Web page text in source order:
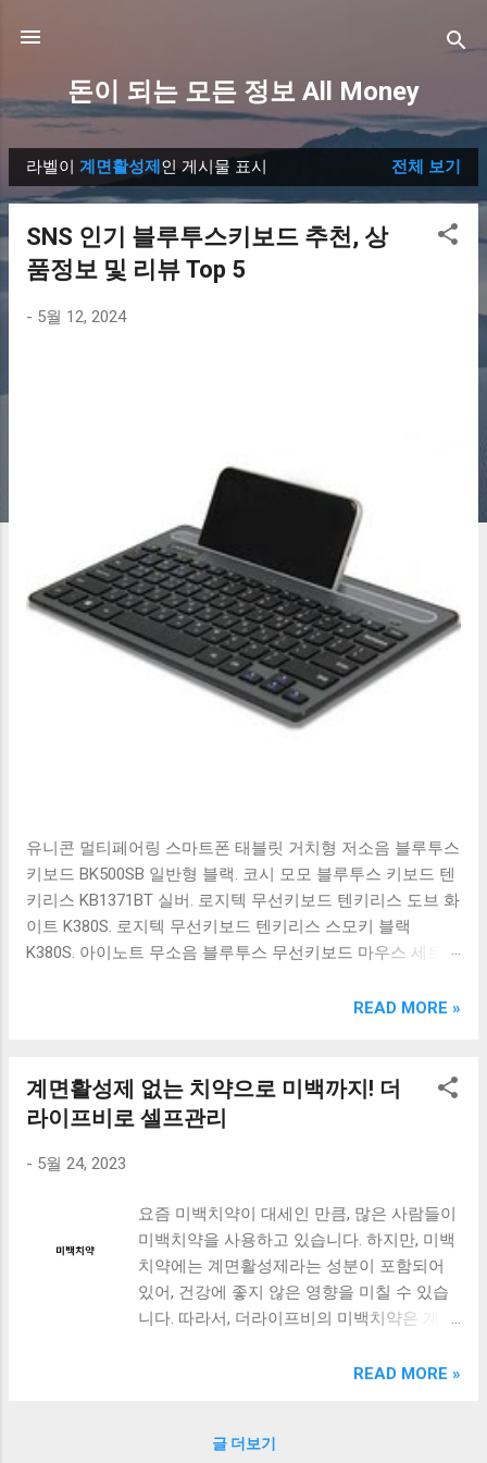
돈이 되는 모든 정보 All Money
글
라벨이 계면활성제인 게시물 표시 전체 보기
SNS 인기 블루투스키보드 추천, 상
품정보 및 리뷰 Top 5
- 5월 12, 2024
유니콘 멀티페어링 스마트폰 태블릿 거치형 저소음 블루투스
키보드 BK500SB 일반형 블랙. 코시 모모 블루투스 키보드 텐
키리스 KB1371BT 실버. 로지텍 무선키보드 텐키리스 도브 화
이트 K380S. 로지텍 무선키보드 텐키리스 스모키 블랙
K380S. 아이노트 무소음 블루투스 무선키보드 마우스 세트
OABTKBDA 퓨어 화이트. 코시 베이직 블루투스 키보드
랙. 큐센 멤브레인 무선 키보드 블랙 K1000 일반형 블루투스
키보드 구매를 고려하실 때, 추가 할인 혜택을 놓치지 마세요.
다양한 할인 혜택과 빠른배송 혜택을 놓치지 않도록 먼저 확
인해보세요. 추가할인 확인하기 상품 하나를 사더라도 종류
루투스키보드 같은 상품을 고를 때는 더 고민이 많을 수 밖에
없습니다. 다양한 상품들을 상세스펙 과 가격 을 꼼꼼히 비교
해서 구매하실 수 있도록 순위 추천 해드릴게요. 특가상품 보
러가기 추천상품 Best 유니콘 멀티페어링 스마트폰 태블릿
거치형 저소음 블루투스 키보드, BK-500SB, 일반형, 블랙 유
READ MORE »
계면활성제 없는 치약으로 미백까지! 더
라이프비로 셀프관리
- 5월 24, 2023
요즘 미백치약이 대세인 만큼, 많은 사람들이
미백치약을 사용하고 있습니다. 하지만, 미백
치약에는 계면활성제라는 성분이 포함되어
있어, 건강에 좋지 않은 영향을 미칠 수 있습
니다. 따라서, 더라이프비의 미백치약은 계면
를 건강하게 유지할 수 있도록 도와줍니다.
법, 그리고 셀프관리의 중요성에 대해 알아보
READ MORE »
글 더보기